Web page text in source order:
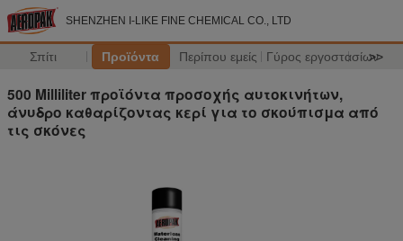
SHENZHEN I-LIKE FINE CHEMICAL CO., LTD
Σπίτι Προϊόντα Περίπου εμείς Γύρος εργοστασίων
>>
500 Milliliter προϊόντα προσοχής αυτοκινήτων,
άνυδρο καθαρίζοντας κερί για το σκούπισμα από
τις σκόνες